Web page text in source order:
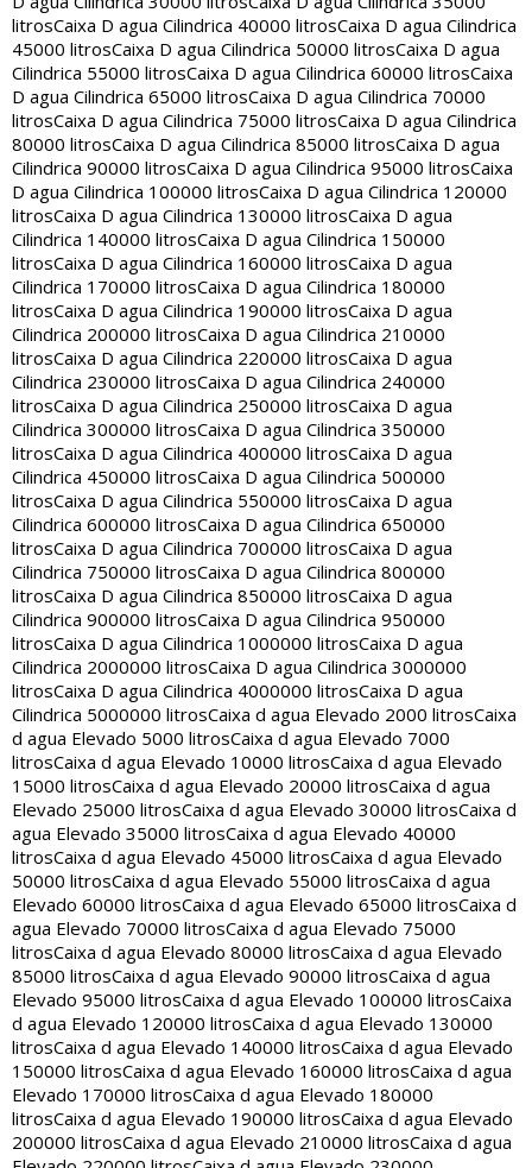
litrosCaixa D agua Cilindrica 40000 litrosCaixa D agua Cilindrica
45000 litrosCaixa D agua Cilindrica 50000 litrosCaixa D agua
Cilindrica 55000 litrosCaixa D agua Cilindrica 60000 litrosCaixa
D agua Cilindrica 65000 litrosCaixa D agua Cilindrica 70000
litrosCaixa D agua Cilindrica 75000 litrosCaixa D agua Cilindrica
80000 litrosCaixa D agua Cilindrica 85000 litrosCaixa D agua
Cilindrica 90000 litrosCaixa D agua Cilindrica 95000 litrosCaixa
D agua Cilindrica 100000 litrosCaixa D agua Cilindrica 120000
litrosCaixa D agua Cilindrica 130000 litrosCaixa D agua
Cilindrica 140000 litrosCaixa D agua Cilindrica 150000
litrosCaixa D agua Cilindrica 160000 litrosCaixa D agua
Cilindrica 170000 litrosCaixa D agua Cilindrica 180000
litrosCaixa D agua Cilindrica 190000 litrosCaixa D agua
Cilindrica 200000 litrosCaixa D agua Cilindrica 210000
litrosCaixa D agua Cilindrica 220000 litrosCaixa D agua
Cilindrica 230000 litrosCaixa D agua Cilindrica 240000
litrosCaixa D agua Cilindrica 250000 litrosCaixa D agua
Cilindrica 300000 litrosCaixa D agua Cilindrica 350000
litrosCaixa D agua Cilindrica 400000 litrosCaixa D agua
Cilindrica 450000 litrosCaixa D agua Cilindrica 500000
litrosCaixa D agua Cilindrica 550000 litrosCaixa D agua
Cilindrica 600000 litrosCaixa D agua Cilindrica 650000
litrosCaixa D agua Cilindrica 700000 litrosCaixa D agua
Cilindrica 750000 litrosCaixa D agua Cilindrica 800000
litrosCaixa D agua Cilindrica 850000 litrosCaixa D agua
Cilindrica 900000 litrosCaixa D agua Cilindrica 950000
litrosCaixa D agua Cilindrica 1000000 litrosCaixa D agua
Cilindrica 2000000 litrosCaixa D agua Cilindrica 3000000
litrosCaixa D agua Cilindrica 4000000 litrosCaixa D agua
Cilindrica 5000000 litrosCaixa d agua Elevado 2000 litrosCaixa
d agua Elevado 5000 litrosCaixa d agua Elevado 7000
litrosCaixa d agua Elevado 10000 litrosCaixa d agua Elevado
15000 litrosCaixa d agua Elevado 20000 litrosCaixa d agua
Elevado 25000 litrosCaixa d agua Elevado 30000 litrosCaixa d
agua Elevado 35000 litrosCaixa d agua Elevado 40000
litrosCaixa d agua Elevado 45000 litrosCaixa d agua Elevado
50000 litrosCaixa d agua Elevado 55000 litrosCaixa d agua
Elevado 60000 litrosCaixa d agua Elevado 65000 litrosCaixa d
agua Elevado 70000 litrosCaixa d agua Elevado 75000
litrosCaixa d agua Elevado 80000 litrosCaixa d agua Elevado
85000 litrosCaixa d agua Elevado 90000 litrosCaixa d agua
Elevado 95000 litrosCaixa d agua Elevado 100000 litrosCaixa
d agua Elevado 120000 litrosCaixa d agua Elevado 130000
litrosCaixa d agua Elevado 140000 litrosCaixa d agua Elevado
150000 litrosCaixa d agua Elevado 160000 litrosCaixa d agua
Elevado 170000 litrosCaixa d agua Elevado 180000
litrosCaixa d agua Elevado 190000 litrosCaixa d agua Elevado
200000 litrosCaixa d agua Elevado 210000 litrosCaixa d agua